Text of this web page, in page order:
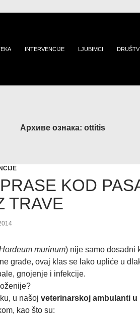
INTERVENCIJE LJUBIMCI
Архиве ознака: ottitis
KOD
TRAVE
murinum) nije samo dosadni
građe, ovaj klas se lako upliće u
gnojenje i infekcije.
u našoj veterinarskoj ambulanti u
kao što su: